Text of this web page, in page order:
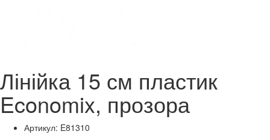
Лінійка 15 см пластик
Economix, прозора
Артикул: E81310